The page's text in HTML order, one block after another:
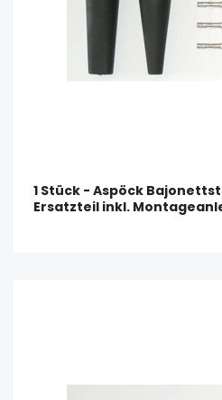
1 Stück - Aspöck
Ersatzteil inkl.